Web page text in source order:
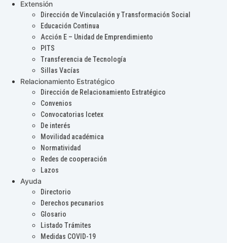
Extensión
Dirección de Vinculación y Transformación Social
Educación Continua
Acción E – Unidad de Emprendimiento
PITS
Transferencia de Tecnología
Sillas Vacías
Relacionamiento Estratégico
Dirección de Relacionamiento Estratégico
Convenios
Convocatorias Icetex
De interés
Movilidad académica
Normatividad
Redes de cooperación
Lazos
Ayuda
Directorio
Derechos pecunarios
Glosario
Listado Trámites
Medidas COVID-19